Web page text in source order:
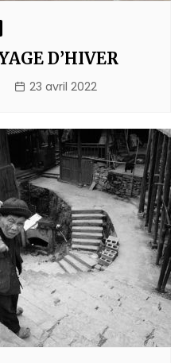
D’HIVER
23 avril 2022